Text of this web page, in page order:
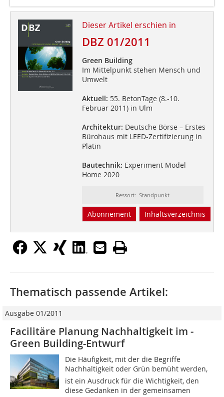
Dieser Artikel erschien in
DBZ 01/2011
Green Building
Im Mittelpunkt stehen Mensch und
Umwelt
Aktuell: 55. BetonTage (8.-10.
Februar 2011) in Ulm
Architektur: Deutsche Börse – Erstes
Bürohaus mit LEED-Zertifizierung in
Platin
Bautechnik: Experiment Model
Home 2020
Ressort: Standpunkt
Abonnement Inhaltsverzeichnis
Thematisch passende Artikel:
Ausgabe 01/2011
Facilitäre Planung Nachhaltigkeit im ­
Green Building-Entwurf
Die Häufigkeit, mit der die Begriffe
Nachhaltigkeit oder Grün bemüht werden,
ist ein Ausdruck für die Wichtigkeit, den
diese Gedanken in der gemeinsamen